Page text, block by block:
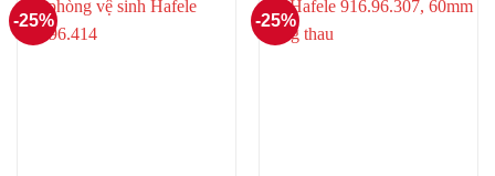
-25% -25%